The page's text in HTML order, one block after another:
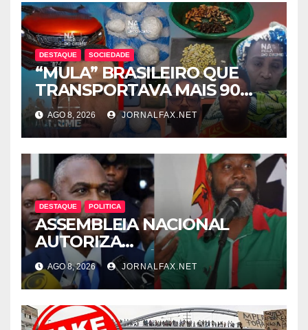
DESTAQUE SOCIEDADE
“MULA” BRASILEIRO QUE
TRANSPORTAVA MAIS 90
CÁPSULAS DE COCAÍNA
MORRE NO HOTEL EM
LUANDA
AGO 8, 2026 JORNALFAX.NET
DESTAQUE POLITICA
ASSEMBLEIA NACIONAL
AUTORIZA
INTERROGATÓRIO DE
ADRIANO SAPINALA NO
CASO “CAIXA TÉRMICA” E
CHIVUKUVUKU
AGO 8, 2026 JORNALFAX.NET